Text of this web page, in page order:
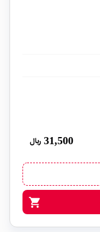
31,500 ریال
shopping_cart